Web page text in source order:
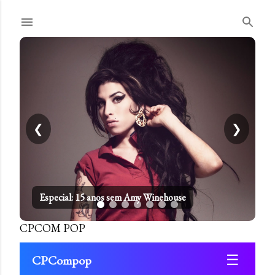
Especial: 15 anos sem Amy Winehouse
❮ ❯
CPCOM POP
CPCompop ☰